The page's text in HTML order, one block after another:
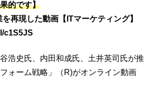
的です】
再現した動画【ITマーケティング】
浩史氏、内田和成氏、土井英司氏が推
ォーム戦略」（R)がオンライン動画